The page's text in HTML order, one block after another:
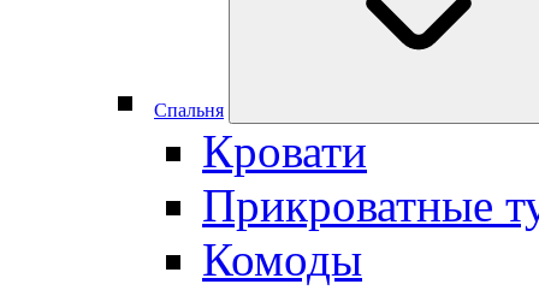
Cпальня
Кровати
Прикроватные
Комоды